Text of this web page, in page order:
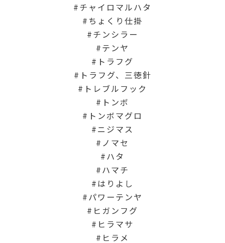
チャイロマルハタ
ちょくり仕掛
チンシラー
テンヤ
トラフグ
トラフグ、三徳針
トレブルフック
トンボ
トンボマグロ
ニジマス
ノマセ
ハタ
ハマチ
はりよし
パワーテンヤ
ヒガンフグ
ヒラマサ
ヒラメ